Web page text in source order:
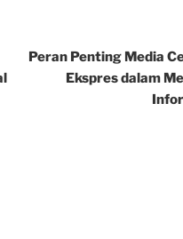
Peran Penting Media
Ekspres dalam